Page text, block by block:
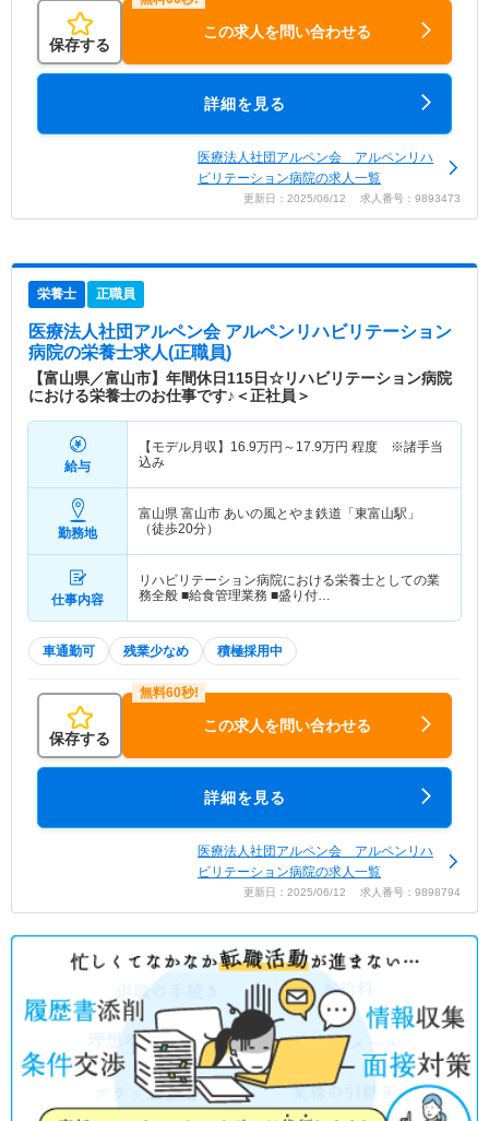
保存する
この求人を問い合わせる
詳細を見る
医療法人社団アルペン会 アルペンリハ
ビリテーション病院の求人一覧
更新日：2025/06/12 求人番号：9893473
栄養士 正職員
医療法人社団アルペン会 アルペンリハビリテーション
病院の栄養士求人(正職員)
【富山県／富山市】年間休日115日☆リハビリテーション病院
における栄養士のお仕事です♪＜正社員＞
給与
【モデル月収】 16.9万円～ 17.9万円 程度 ※諸手当
込み
勤務地
富山県 富山市 あいの風とやま鉄道「東富山駅」
（徒歩20分）
仕事内容
リハビリテーション病院における栄養士としての業
務全般 ■給食管理業務 ■盛り付…
車通勤可 残業少なめ 積極採用中
保存する
この求人を問い合わせる
詳細を見る
医療法人社団アルペン会 アルペンリハ
ビリテーション病院の求人一覧
更新日：2025/06/12 求人番号：9898794